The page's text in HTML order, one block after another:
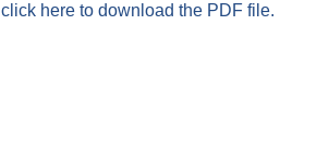
click here to download the PDF file.